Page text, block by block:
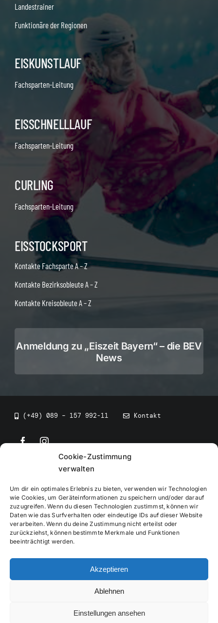
Cookie-Zustimmung
verwalten
Um dir ein optimales Erlebnis zu bieten, verwenden wir Technologien
wie Cookies, um Geräteinformationen zu speichern und/oder darauf
zuzugreifen. Wenn du diesen Technologien zustimmst, können wir
Daten wie das Surfverhalten oder eindeutige IDs auf dieser Website
verarbeiten. Wenn du deine Zustimmung nicht erteilst oder
zurückziehst, können bestimmte Merkmale und Funktionen
beeinträchtigt werden.
Akzeptieren
Ablehnen
Einstellungen ansehen
Landestrainer
Funktionäre der Regionen
EISKUNSTLAUF
Fachsparten-Leitung
EISSCHNELLLAUF
Fachsparten-Leitung
CURLING
Fachsparten-Leitung
EISSTOCKSPORT
Kontakte Fachsparte A – Z
Kontakte Bezirksobleute A – Z
Kontakte Kreisobleute A – Z
Anmeldung zu „Eiszeit Bayern“ – die BEV
News
(+49) 089 – 157 992-11 Kontakt
• BEV Bayerischer Eissportverband
Impressum
Datenschutzerklärung